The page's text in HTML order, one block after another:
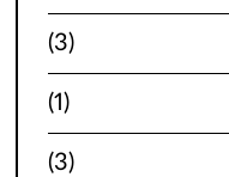
(3)
(1)
(3)